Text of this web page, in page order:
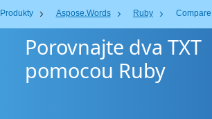
Produkty Aspose.Words Ruby Compare
Porovnajte dva TXT
pomocou Ruby